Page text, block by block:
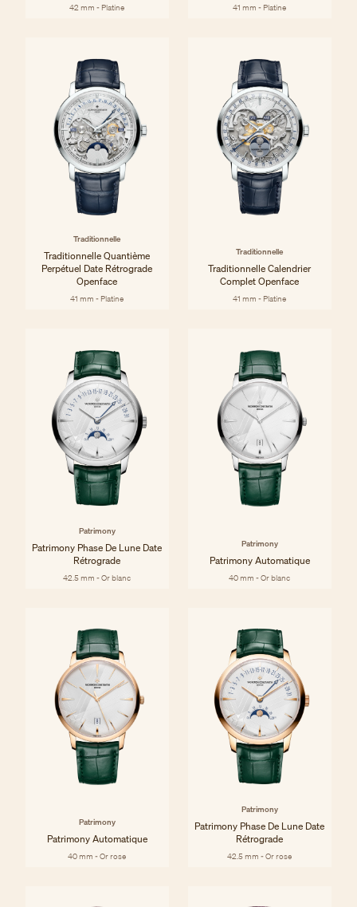
42 mm - Platine 41 mm - Platine
Traditionnelle
Traditionnelle Quantième
Perpétuel Date Rétrograde
Openface
41 mm - Platine
Traditionnelle
Traditionnelle Calendrier
Complet Openface
41 mm - Platine
Patrimony
Patrimony Phase De Lune Date
Rétrograde
42.5 mm - Or blanc
Patrimony
Patrimony Automatique
40 mm - Or blanc
Patrimony
Patrimony Automatique
40 mm - Or rose
Patrimony
Patrimony Phase De Lune Date
Rétrograde
42.5 mm - Or rose